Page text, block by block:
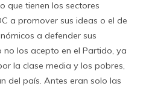
que tienen los sectores
a promover sus ideas o el de
a defender sus
no los acepto en el Partido, ya
la clase media y los pobres,
del país. Antes eran solo las